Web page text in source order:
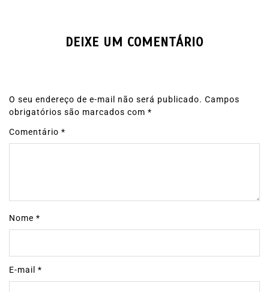
DEIXE UM COMENTÁRIO
O seu endereço de e-mail não será publicado. Campos
obrigatórios são marcados com *
Comentário *
Nome *
E-mail *